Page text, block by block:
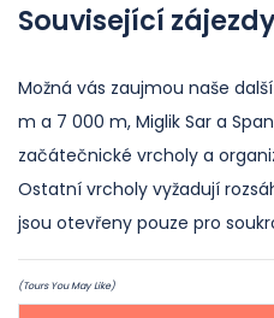
Související
Možná vás zaujmou naše
m a 7 000 m, Miglik Sar a
začátečnické vrcholy a
Ostatní vrcholy vyžadují
jsou otevřeny pouze pro
(Tours You May Like)